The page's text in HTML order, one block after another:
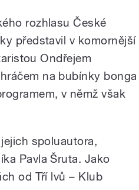
rozhlasu České
představil v komornější
Ondřejem
na bubínky bonga
v němž však
spoluautora,
Pavla Šruta. Jako
od Tří lvů – Klub